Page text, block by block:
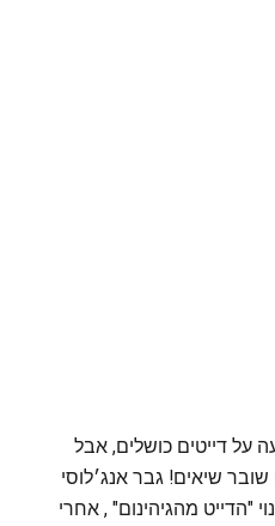
על דייטים כושלים, אבל
שיאים! גבר אנג׳לוסי
"הדייט מהגיהינום" , אחרי